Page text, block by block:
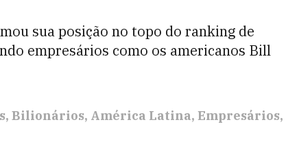
sua posição no topo do ranking de
empresários como os americanos Bill
Bilionários América Latina Empresários